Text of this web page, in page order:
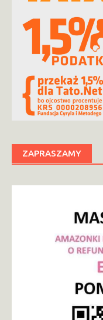
ZAPRASZAMY